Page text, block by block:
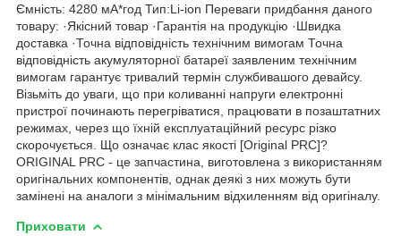
Ємність: 4280 мА*год Тип:Li-ion Переваги придбання даного
товару: ·Якісний товар ·Гарантія на продукцію ·Швидка
доставка ·Точна відповідність технічним вимогам Точна
відповідність акумуляторної батареї заявленим технічним
вимогам гарантує тривалий термін службивашого девайсу.
Візьміть до уваги, що при коливанні напруги електронні
пристрої починають перегріватися, працювати в позаштатних
режимах, через що їхній експлуатаційний ресурс різко
скорочується. Що означає клас якості [Original PRC]?
ORIGINAL PRC - це запчастина, виготовлена з використанням
оригінальних компонентів, однак деякі з них можуть бути
замінені на аналоги з мінімальним відхиленням від оригіналу.
Приховати